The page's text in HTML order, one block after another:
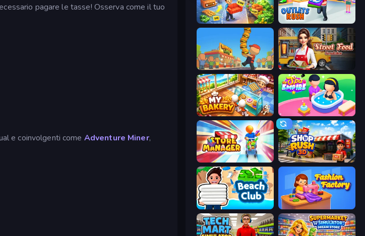
pagare le tasse! Osserva come il tuo
e coinvolgenti come Adventure Miner,
Furniture Master: Idle Tycoon Outlets Rush
Burger Life Street Food Simulator
My bakery Spa Empire
Store Manager Shop Rush 3D
Beach Club Fashion Factory